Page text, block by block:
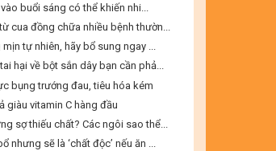
buổi sáng có thể khiến nhi...
cua đồng chữa nhiều bệnh thườn...
tự nhiên, hãy bổ sung ngay ...
hại về bột sắn dây bạn cần phả...
bụng trướng đau, tiêu hóa kém
giàu vitamin C hàng đầu
sợ thiếu chất? Các ngôi sao thể...
nhưng sẽ là ‘chất độc’ nếu ăn ...